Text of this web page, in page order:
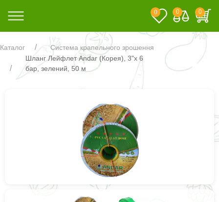
0 0 0
Каталог
Система крапельного зрошення
Шланг Лейфлет Andar (Корея), 3"х 6
бар, зелений, 50 м